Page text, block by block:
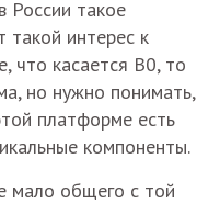
России такое
такой интерес к
что касается В0, то
но нужно понимать,
платформе есть
компоненты.
мало общего с той